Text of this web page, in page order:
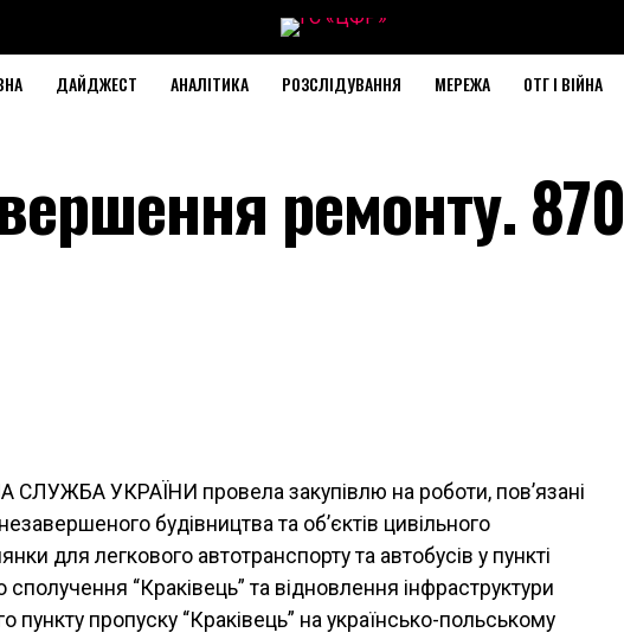
ДАЙДЖЕСТ АНАЛІТИКА РОЗСЛІДУВАННЯ МЕРЕЖА ОТГ І ВІЙНА
ремонту. 870
УКРАЇНИ провела закупівлю на роботи, пов’язані
будівництва та об’єктів цивільного
для легкового автотранспорту та автобусів у пункті
“Краківець” та відновлення інфраструктури
пункту пропуску “Краківець” на українсько-польському